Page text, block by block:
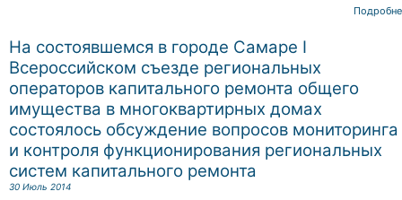
На состоявшемся в городе Самаре I
Всероссийском съезде региональных
операторов капитального ремонта общего
имущества в многоквартирных домах
состоялось обсуждение вопросов мониторинга
и контроля функционирования региональных
систем капитального ремонта
30 Июль 2014